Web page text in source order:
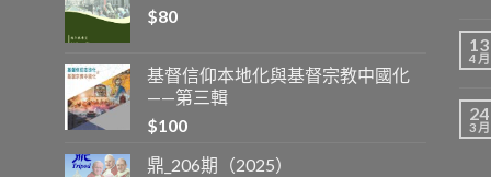
$80
基督信仰本地化與基督宗教中國化
——第三輯
$100
鼎_206期（2025）
13
4 月
24
3 月